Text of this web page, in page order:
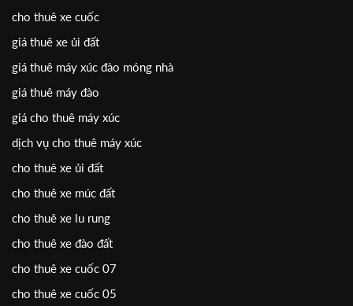
cho thuê xe cuốc
giá thuê xe ủi đất
giá thuê máy xúc đào móng nhà
giá thuê máy đào
giá cho thuê máy xúc
dịch vụ cho thuê máy xúc
cho thuê xe ủi đất
cho thuê xe múc đất
cho thuê xe lu rung
cho thuê xe đào đất
cho thuê xe cuốc 07
cho thuê xe cuốc 05